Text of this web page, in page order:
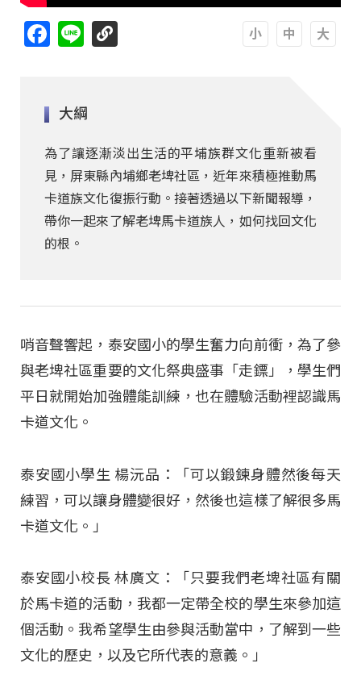
Facebook
Line
大綱
為了讓逐漸淡出生活的平埔族群文化重新被看
見，屏東縣內埔鄉老埤社區，近年來積極推動馬
卡道族文化復振行動。接著透過以下新聞報導，
帶你一起來了解老埤馬卡道族人，如何找回文化
的根。
哨音聲響起，泰安國小的學生奮力向前衝，為了參
與老埤社區重要的文化祭典盛事「走鏢」，學生們
平日就開始加強體能訓練，也在體驗活動裡認識馬
卡道文化。
泰安國小學生 楊沅品：「可以鍛鍊身體然後每天
練習，可以讓身體變很好，然後也這樣了解很多馬
卡道文化。」
泰安國小校長 林廣文：「只要我們老埤社區有關
於馬卡道的活動，我都一定帶全校的學生來參加這
個活動。我希望學生由參與活動當中，了解到一些
文化的歷史，以及它所代表的意義。」